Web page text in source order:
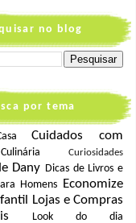
no blog
por tema
Cuidados com
Culinária Curiosidades
Dany Dicas de Livros e
Homens Economize
Lojas e Compras
Look do dia